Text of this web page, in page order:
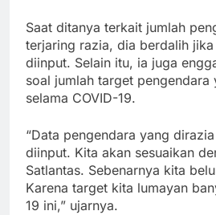
Saat ditanya terkait jumlah
terjaring razia, dia berdalih
diinput. Selain itu, ia juga
soal jumlah target pengendara
selama COVID-19.
“Data pengendara yang
diinput. Kita akan sesuaikan
Satlantas. Sebenarnya kita
Karena target kita lumayan
19 ini,” ujarnya.